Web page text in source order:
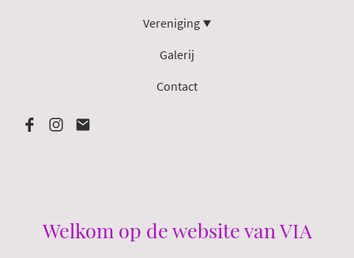
Vereniging
Galerij
Contact
Welkom op de website van VIA